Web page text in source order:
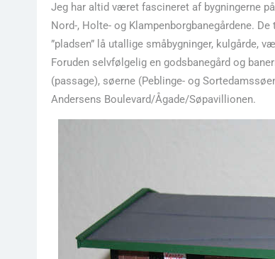
Jeg har altid været fascineret af bygningerne
Nord-, Holte- og Klampenborgbanegårdene.
”pladsen” lå utallige småbygninger, kulgårde,
Foruden selvfølgelig en godsbanegård og
(passage), søerne (Peblinge- og
Andersens Boulevard/Ågade/Søpavillionen.